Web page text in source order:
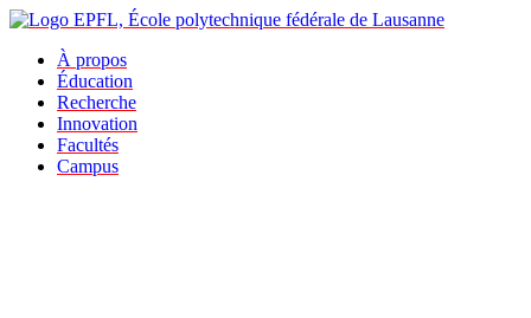
À propos
Éducation
Recherche
Innovation
Facultés
Campus